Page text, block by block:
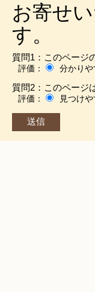
お寄せ
す。
質問1：このページ
評価： 分かり
質問2：このページ
評価： 見つけ